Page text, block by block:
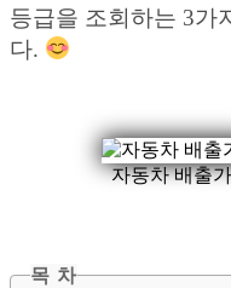
등급을 조회하는 3가
다.
자동차 배출
목 차